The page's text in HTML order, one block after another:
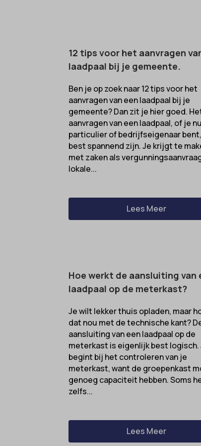
12 tips voor het aanvragen
laadpaal bij je gemeente.
Ben je op zoek naar 12 tips voor het
aanvragen van een laadpaal bij je
gemeente? Dan zit je hier goed.
aanvragen van een laadpaal, of je nu
particulier of bedrijfseigenaar
best spannend zijn. Je krijgt te
met zaken als
lokale...
Lees Meer
Hoe werkt de aansluiting van
laadpaal op de meterkast?
Je wilt lekker thuis opladen, maar
dat nou met de technische kant?
aansluiting van een laadpaal op de
meterkast is eigenlijk best logisch.
begint bij het controleren van je
meterkast, want de groepenkast
genoeg capaciteit hebben. Soms
zelfs...
Lees Meer